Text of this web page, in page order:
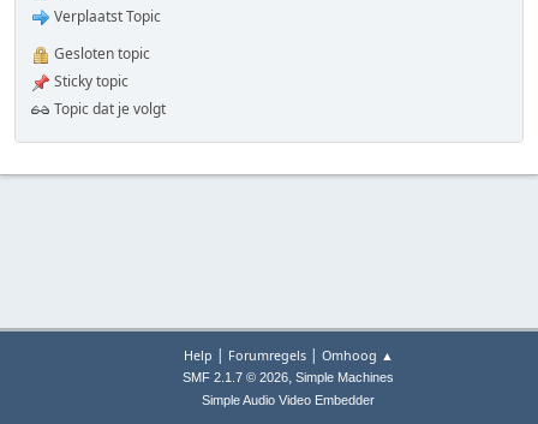
Verplaatst Topic
Gesloten topic
Sticky topic
Topic dat je volgt
Help | Forumregels| Omhoog ▲
SMF 2.1.7 © 2026, Simple Machines
Simple Audio Video Embedder